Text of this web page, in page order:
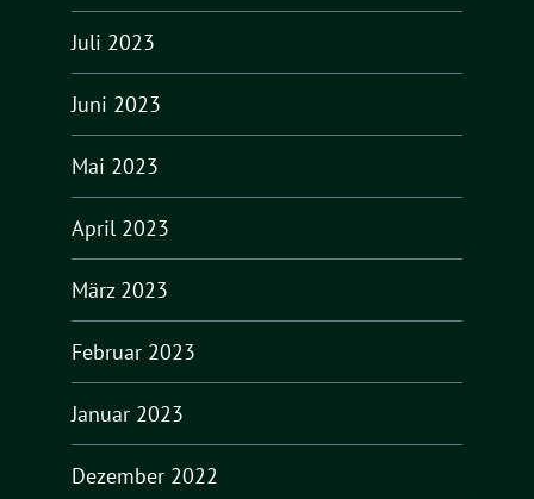
Juli 2023
Juni 2023
Mai 2023
April 2023
März 2023
Februar 2023
Januar 2023
Dezember 2022